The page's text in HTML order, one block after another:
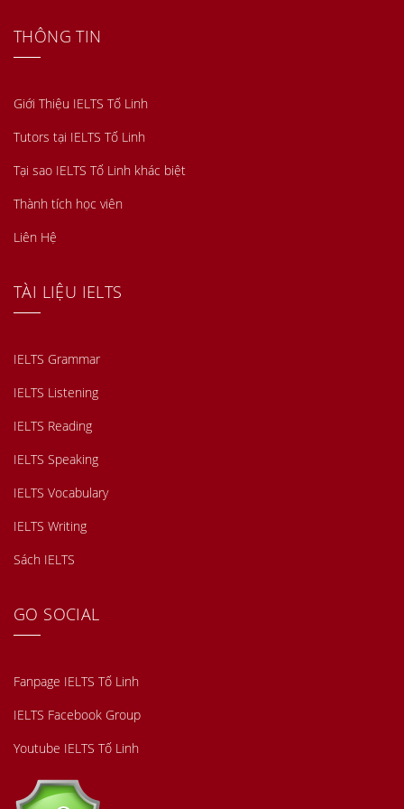
THÔNG TIN
Giới Thiệu IELTS Tố Linh
Tutors tại IELTS Tố Linh
Tại sao IELTS Tố Linh khác biệt
Thành tích học viên
Liên Hệ
TÀI LIỆU IELTS
IELTS Grammar
IELTS Listening
IELTS Reading
IELTS Speaking
IELTS Vocabulary
IELTS Writing
Sách IELTS
GO SOCIAL
Fanpage IELTS Tố Linh
IELTS Facebook Group
Youtube IELTS Tố Linh